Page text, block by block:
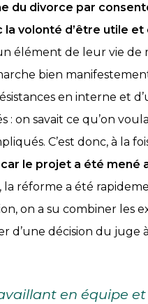
du divorce par
la volonté d’être utile
élément de leur vie de
bien
en interne et
: on savait ce qu’on
C’est donc, à la
car le projet a été mené
la réforme a été
on a su combiner les
d’une décision du juge
en équipe